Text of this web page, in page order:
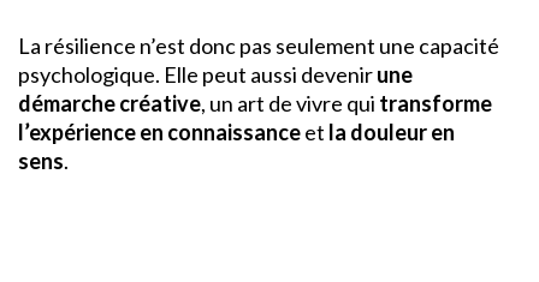
La résilience n’est donc pas seulement une capacité
psychologique. Elle peut aussi devenirune
démarche créative, un art de vivre qui transforme
l’expérience en connaissanceet la douleur en
sens.